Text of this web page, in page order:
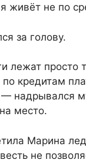
живёт не по
за голову.
лежат просто
кредитам
— надрывался
место.
Марина
не